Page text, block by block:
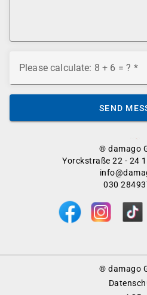
® damago
Yorckstraße 22 - 24
030
Please calculate: 8 + 6 = ?
SEND
® damago